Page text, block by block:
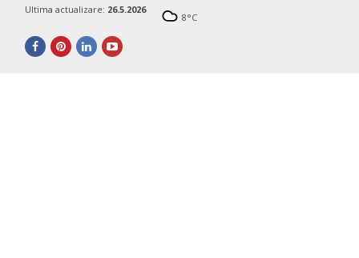
Ultima actualizare: 26.5.2026
8°C